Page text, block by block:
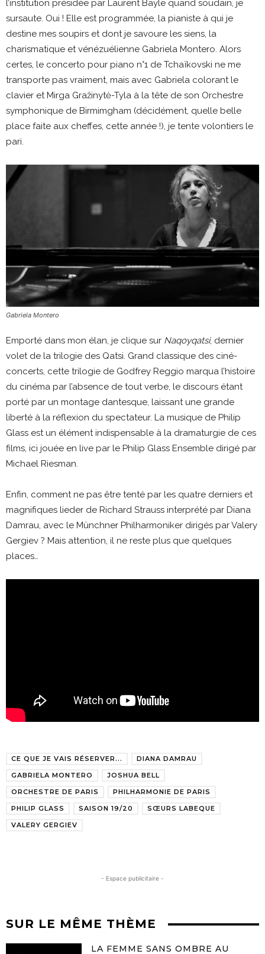
l’institution présidée par Laurent Bayle quand soudain, je
sursaute. Oui ! Elle est programmée, la pianiste à qui je
destine mes soupirs et dont je savoure les siens, la
charismatique et vénézuélienne Gabriela Montero. Alors
certes, le concerto pour piano n°1 de Tchaïkovski ne me
transporte pas vraiment, mais avec Gabriela colorant le
clavier et Mirga Gražinytė-Tyla à la tête de son Orchestre
symphonique de Birmimgham (décidément, quelle belle
place faite aux cheffes, cette année !), je tente volontiers le
pari.
Gabriela Montero
Emporté dans mon élan, je clique sur Naqoyqatsi, dernier
volet de la trilogie des Qatsi. Grand classique des ciné-
concerts, cette trilogie de Godfrey Reggio marqua l’histoire
du cinéma par l’absence de tout verbe, le discours étant
porté par un montage dantesque, laissant une grande
liberté à la réflexion du spectateur. La musique de Philip
Glass est un élément indispensable à la dramaturgie de ces
films, ici jouée en live par le Philip Glass Ensemble dirigé par
Michael Riesman.
Enfin, comment ne pas être tenté par les quatre derniers et
magnifiques lieder de Richard Strauss interprété par Diana
Damrau, avec le Münchner Philharmoniker dirigés par Valery
Gergiev ? Mais attention, il ne reste plus que quelques
places…
CE QUE JE VAIS RÉSERVER...
DIANA DAMRAU
GABRIELA MONTERO
JOSHUA BELL
ORCHESTRE DE PARIS
PHILHARMONIE DE PARIS
PHILIP GLASS
SAISON 19/20
SŒURS LABEQUE
VALERY GERGIEV
- Espace publicitaire -
SUR LE MÊME THÈME
LA FEMME SANS OMBRE AU